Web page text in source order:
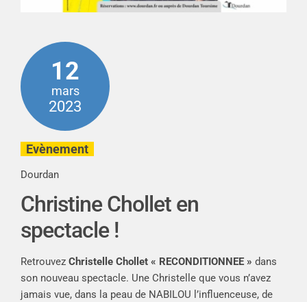
12
mars
2023
Evènement
Dourdan
Christine Chollet en
spectacle !
Retrouvez Christelle Chollet « RECONDITIONNEE » dans
son nouveau spectacle. Une Christelle que vous n’avez
jamais vue, dans la peau de NABILOU l’influenceuse, de